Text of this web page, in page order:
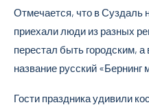
Отмечается, что в Суздаль
приехали люди из разных
перестал быть городским,
название русский «Бернинг
Гости праздника удивили